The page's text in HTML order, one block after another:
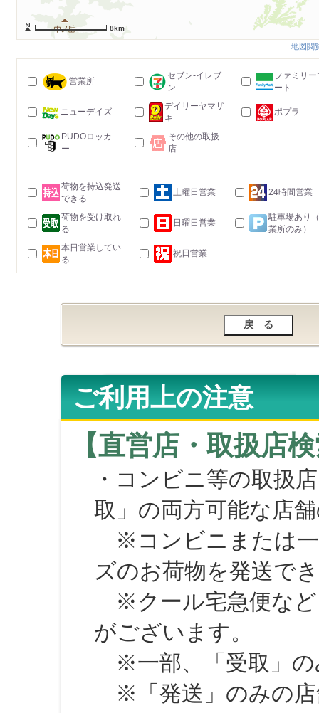
8km
地図閲
営業所
セブン-イレブ
ン
ファミリー
ート
ニューデイズ
デイリーヤマザ
キ
ポプラ
PUDOロッカ
ー
その他の取扱
店
荷物を持込発送
できる
土曜日営業 24時間営業
荷物を受け取れ
る
日曜日営業
駐車場あり
業所のみ）
本日営業してい
る
祝日営業
ご利用上の注意
【直営店・取扱店
・コンビニ等の取扱
取」の両方可能な店
※コンビニまたは一
ズのお荷物を発送で
※クール宅急便など
がございます。
※一部、「受取」の
※「発送」のみの店